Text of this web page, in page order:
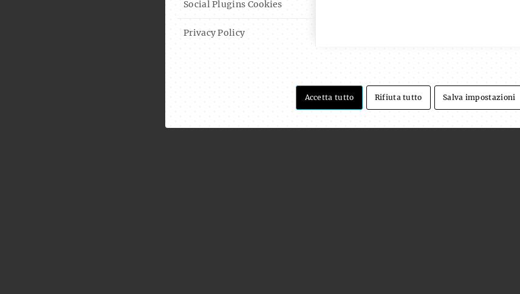
Social Plugins Cookies
Privacy Policy
Accetta tutto Rifiuta tutto Salva impostazioni